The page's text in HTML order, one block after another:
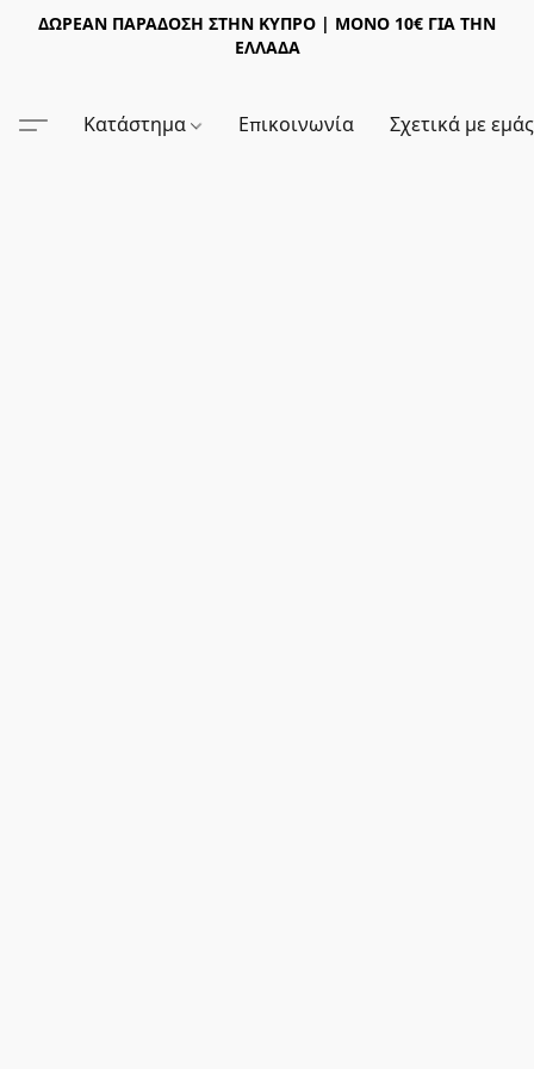
ΔΩΡΕΑΝ ΠΑΡΑΔΟΣΗ ΣΤΗΝ ΚΥΠΡΟ | ΜΟΝΟ 10€ ΓΙΑ ΤΗΝ
ΕΛΛΑΔΑ
Κατάστημα Επικοινωνία Σχετικά με εμάς